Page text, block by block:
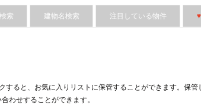
索 建物名検索 注目している物件 ♥
すると、︎お気に入りリストに保管することができます。保管
わせすることができます。